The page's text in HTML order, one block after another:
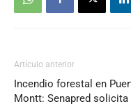
Artículo anterior
Incendio forestal en
Montt: Senapred solicita